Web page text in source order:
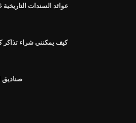
عوائد السندات
كيف يمكنني شراء تذاكر
صناديق